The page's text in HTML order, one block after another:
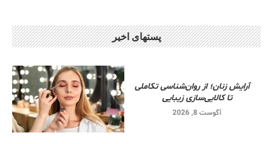
پستهای اخیر
آرایش زنان؛ از روان‌شناسی تکاملی
تا کالایی‌سازی زیبایی
آگوست 8, 2026